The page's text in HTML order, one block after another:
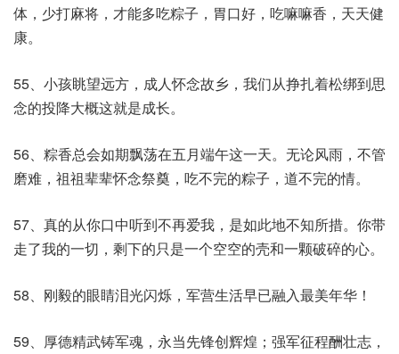
体，少打麻将，才能多吃粽子，胃口好，吃嘛嘛香，天天健
康。
55、小孩眺望远方，成人怀念故乡，我们从挣扎着松绑到思
念的投降大概这就是成长。
56、粽香总会如期飘荡在五月端午这一天。无论风雨，不管
磨难，祖祖辈辈怀念祭奠，吃不完的粽子，道不完的情。
57、真的从你口中听到不再爱我，是如此地不知所措。你带
走了我的一切，剩下的只是一个空空的壳和一颗破碎的心。
58、刚毅的眼睛泪光闪烁，军营生活早已融入最美年华！
59、厚德精武铸军魂，永当先锋创辉煌；强军征程酬壮志，